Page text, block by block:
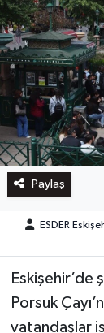
Paylaş
ESDER
Eskişehir’de
Porsuk
vatandaşlar